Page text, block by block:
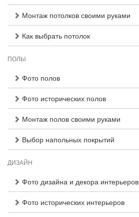
Монтаж потолков своими руками
Как выбрать потолок
ПОЛЫ
Фото полов
Фото исторических полов
Монтаж полов своими руками
Выбор напольных покрытий
ДИЗАЙН
Фото дизайна и декора интерьеров
Фото исторических интерьеров